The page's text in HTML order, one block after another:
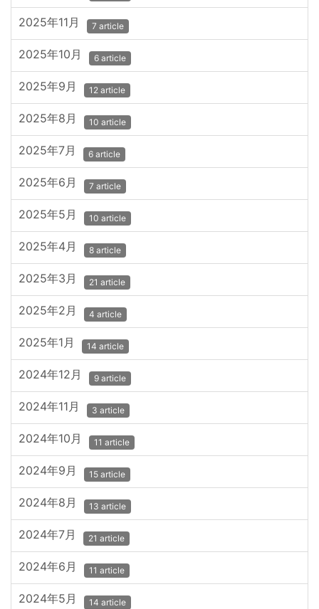
2025年11月 7 article
2025年10月 6 article
2025年9月 12 article
2025年8月 10 article
2025年7月 6 article
2025年6月 7 article
2025年5月 10 article
2025年4月 8 article
2025年3月 21 article
2025年2月 4 article
2025年1月 14 article
2024年12月 9 article
2024年11月 3 article
2024年10月 11 article
2024年9月 15 article
2024年8月 13 article
2024年7月 21 article
2024年6月 11 article
2024年5月 14 article